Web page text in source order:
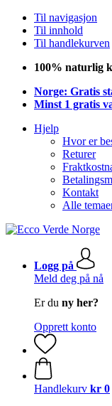
Til navigasjon
Til innhold
Til handlekurven
100% naturlig
Norge: Gratis
Minst 1 gratis
Hjelp
Hvor er
Returer
Kontakt
Alle
Logg på
Meld deg på nå
Er du ny her?
Opprett konto
Handlekurv kr 0